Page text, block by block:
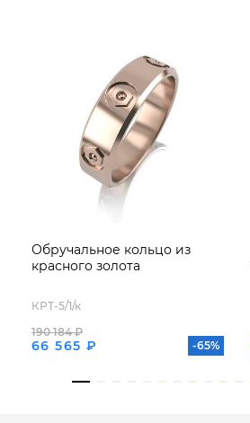
Обручальное кольцо из
красного золота
КРТ-5/1/к
66 565 ₽
190 184 ₽
-65%